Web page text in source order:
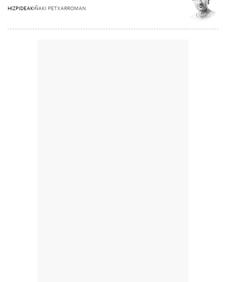
HIZPIDEAKIÑAKI PETXARROMAN